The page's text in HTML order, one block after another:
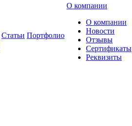
Статьи Портфолио
О компании
О компании
Новости
Отзывы
Сертификаты
Реквизиты